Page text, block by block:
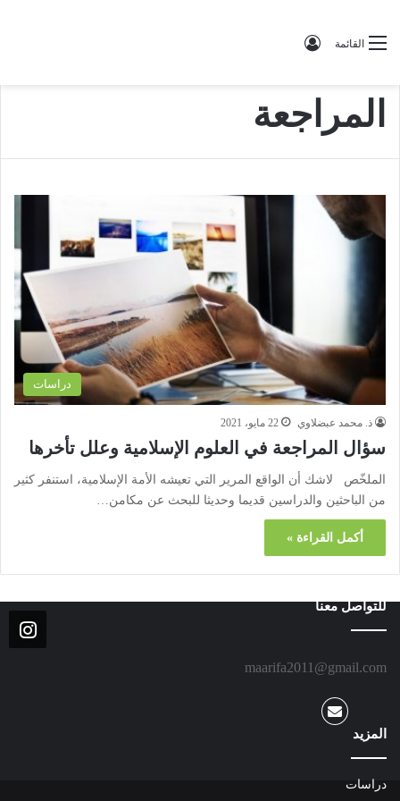
القائمة
المراجعة
دراسات
ذ. محمد عبضلاوي 22 مايو، 2021
سؤال المراجعة في العلوم الإسلامية وعلل تأخرها
الملخّص لاشك أن الواقع المرير التي تعيشه الأمة الإسلامية، استنفر كثير
من الباحثين والدراسين قديما وحديثا للبحث عن مكامن…
أكمل القراءة »
للتواصل معنا
maarifa2011@gmail.com
المزيد
دراسات